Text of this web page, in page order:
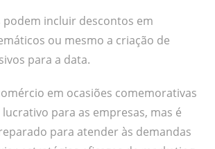
podem incluir descontos em
ou mesmo a criação de
para a data.
em ocasiões comemorativas
para as empresas, mas é
para atender às demandas